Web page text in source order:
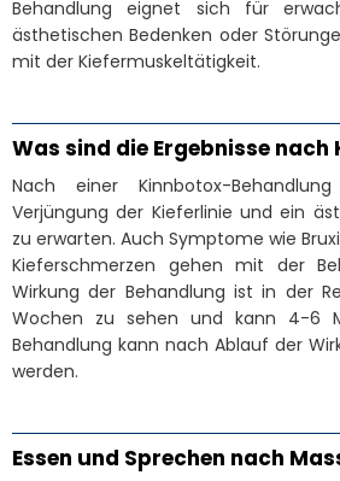
Behandlung eignet sich für
ästhetischen Bedenken oder
mit der Kiefermuskeltätigkeit.
Was sind die Ergebnisse nach
Nach einer Kinnbotox-
Verjüngung der Kieferlinie und ein
zu erwarten. Auch Symptome wie
Kieferschmerzen gehen mit der
Wirkung der Behandlung ist in der
Wochen zu sehen und kann 4-6
Behandlung kann nach Ablauf der
werden.
Essen und Sprechen nach